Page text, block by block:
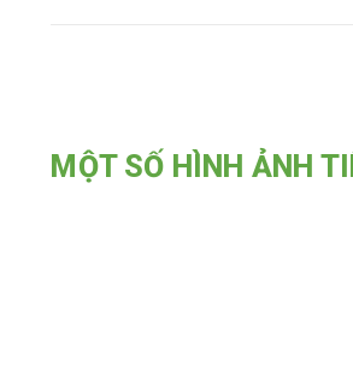
MỘT SỐ HÌNH ẢNH